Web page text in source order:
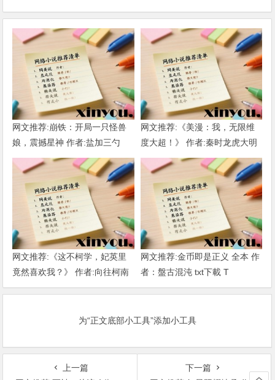
网文推荐:崩铁：开局一只怪兽
娘，震撼星神 作者:盐加三勺
（1-218）TXT下载
网文推荐:《美漫：我，无限维
度大超！》 作者:秦时龙虎大明
1-802章 TXT下载
网文推荐:《这不柯学，妃英里
竟然喜欢我？》 作者:向往柯南
1-189章 TXT下载
网文推荐:金币即是正义 全本 作
者：盤古混沌 txt下載 T
为“正文底部小工具”添加小工具
上一篇
下一篇